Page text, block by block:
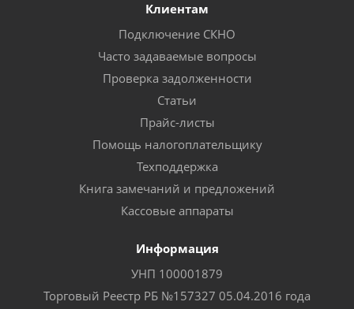
Клиентам
Подключение СКНО
Часто задаваемые вопросы
Проверка задолженности
Статьи
Прайс-листы
Помощь налогоплательщику
Техподдержка
Книга замечаний и предложений
Кассовые аппараты
Информация
УНП 100001879
Торговый Реестр РБ №157327 05.04.2016 года